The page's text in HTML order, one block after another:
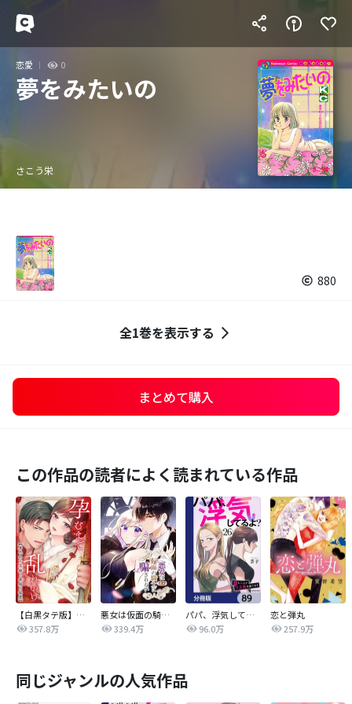
恋愛 0
夢をみたいの
さこう栄
880
全1巻を表示する
まとめて購入
この作品の読者によく読まれている作品
【白黒タテ版】孕むまで乱れいけ～身代わり花嫁と軍服の猛愛
357.8万
悪女は仮面の騎士に騙されない
339.4万
パパ、浮気してるよ？娘と二人でクズ夫を捨てます【分冊版】
96.0万
恋と弾丸
257.9万
同じジャンルの人気作品